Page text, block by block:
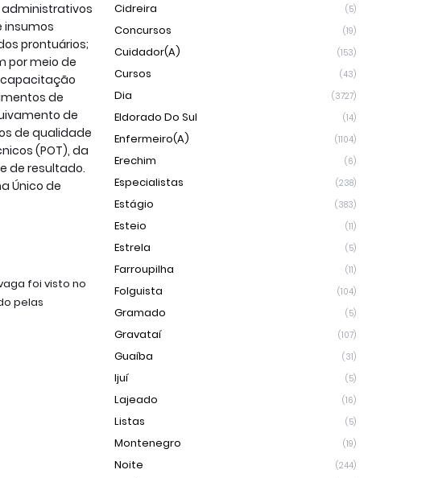
insumos
prontuários;
por meio de
capacitação
de
de
de qualidade
(POT), da
de resultado.
Único de
foi visto no
pelas
Cidreira (5)
Concursos (19)
Cuidador(a) (153)
Cursos (43)
Dia (3727)
Eldorado Do Sul (14)
Enfermeiro(a) (1104)
Erechim (6)
Especialistas (238)
Estágio (383)
Esteio (11)
Estrela (5)
Farroupilha (11)
Folguista (104)
Gramado (5)
Gravataí (107)
Guaíba (31)
Ijuí (5)
Lajeado (16)
Listas (5)
Montenegro (19)
Noite (244)